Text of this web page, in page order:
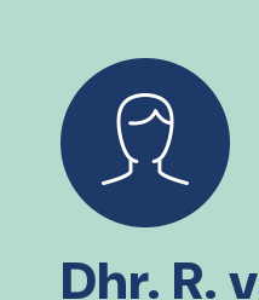
Dhr. R.